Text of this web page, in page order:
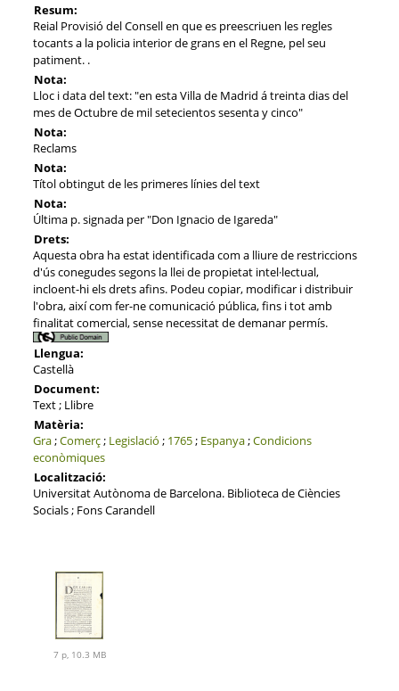
Resum:
Reial Provisió del Consell en que es preescriuen les regles
tocants a la policia interior de grans en el Regne, pel seu
patiment. .
Nota:
Lloc i data del text: "en esta Villa de Madrid á treinta dias del
mes de Octubre de mil setecientos sesenta y cinco"
Nota:
Reclams
Nota:
Títol obtingut de les primeres línies del text
Nota:
Última p. signada per "Don Ignacio de Igareda"
Drets:
Aquesta obra ha estat identificada com a lliure de restriccions
d'ús conegudes segons la llei de propietat intel·lectual,
incloent-hi els drets afins. Podeu copiar, modificar i distribuir
l'obra, així com fer-ne comunicació pública, fins i tot amb
finalitat comercial, sense necessitat de demanar permís.
Llengua:
Castellà
Document:
Text ; Llibre
Matèria:
Gra;Comerç; Legislació ; 1765; Espanya;Condicions
econòmiques
Localització:
Universitat Autònoma de Barcelona. Biblioteca de Ciències
Socials ; Fons Carandell
7 p, 10.3 MB